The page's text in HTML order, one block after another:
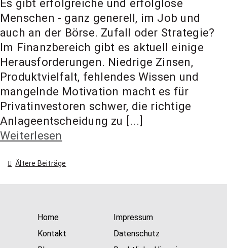
Es gibt erfolgreiche und erfolglose
Menschen - ganz generell, im Job und
auch an der Börse. Zufall oder Strategie?
Im Finanzbereich gibt es aktuell einige
Herausforderungen. Niedrige Zinsen,
Produktvielfalt, fehlendes Wissen und
mangelnde Motivation macht es für
Privatinvestoren schwer, die richtige
Anlageentscheidung zu [...]
Weiterlesen
Beitragsnavigation
Ältere Beiträge
Home
Kontakt
Impressum
Datenschutz